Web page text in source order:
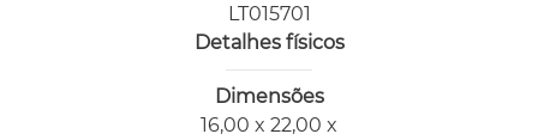
LT015701
Detalhes físicos
Dimensões
16,00 x 22,00 x